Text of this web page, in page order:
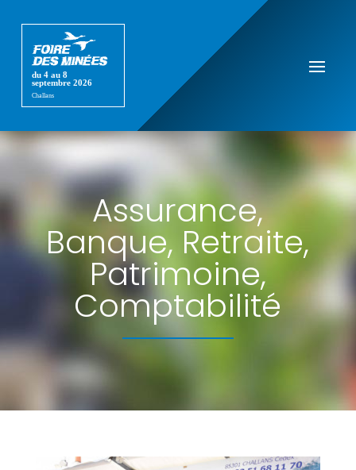
Assurance,
Banque, Retraite,
Patrimoine,
Comptabilité